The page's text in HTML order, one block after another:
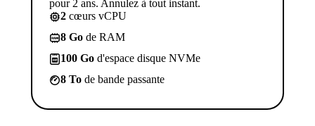
pour 2 ans. Annulez à tout instant.
2 cœurs vCPU
8 Go de RAM
100 Go d'espace disque NVMe
8 To de bande passante